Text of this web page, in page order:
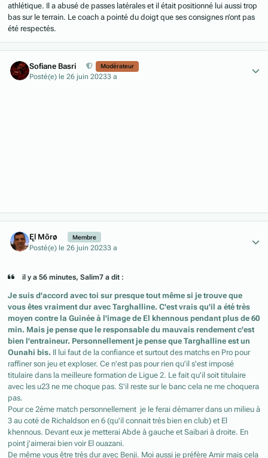
athlétique. Il a abusé de passes latérales et il était positionné lui aussi trop
bas sur le terrain. Le coach a pointé du doigt que ses consignes n’ont pas
été respectés.
Sofiane Basri Modérateur
Posté(e) le 26 juin 20233 a
Ęl Mõrø Membre
Posté(e) le 26 juin 20233 a
il y a 56 minutes, Salim7 a dit :
Je suis d'accord avec toi sur presque tout même si je trouve que
vous êtes vraiment dur avec Targhalline. C'est vrais qu'il a été très
moyen contre la Guinée à l'image de El khennous pendant plus de 60
min. Mais je pense que le responsable du mauvais rendement c'est
bien l'entraineur. Personnellement je pense que Targhalline est un
Ounahi bis. Il lui faut de la confiance et surtout des matchs en Pro pour
raffiner son jeu et exploser. Ce n'est pas pour rien qu'il s'est imposé
titulaire dans la meilleure formation de Ligue 2. Le fait qu'il soit titulaire
avec les u23 ne me choque pas. S'il reste sur le banc cela ne me choquera
pas.
Pour ce 2éme match personnellement je le ferai démarrer dans un milieu à
3 au coté de Richaldson en 6 (qu'il connait très bien en club) et El
khennous. Devant eux je metterai Abde à gauche et Saibari à droite. En
point j'aimerai bien voir El ouazani.
De même vous être très dur avec Benji. Moi aussi je préfère Amir mais cela